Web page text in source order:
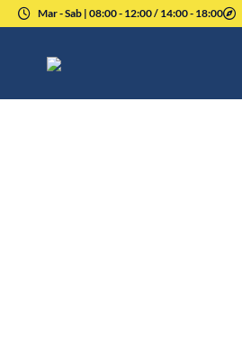
Mar - Sab | 08:00 - 12:00 / 14:00 - 18:00